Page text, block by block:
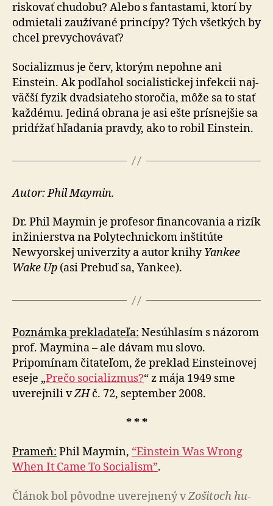
riskovať chudobu? Alebo s fan­tastami, ktorí by
od­mie­tali zaužívané princípy? Tých všetkých by
chcel pre­vy­cho­vá­vať?
Socializmus je červ, ktorým nepohne ani
Einstein. Ak pod­ľa­hol so­cia­lis­tickej infekcii naj­
väčší fyzik dvad­sia­teho sto­ro­čia, môže sa to stať
každému. Jediná obrana je asi ešte prísnejšie sa
pridŕžať hľadania pravdy, ako to robil Einstein.
Autor: Phil Maymin.
Dr. Phil Maymin je profesor financovania a rizík
in­ži­nier­stva na Poly­tech­nickom inšti­túte
Newyorskej uni­ver­zity a autor knihyYankee
Wake Up (asi Prebuď sa, Yankee).
Poznámka prekladateľa: Nesúhlasím s názorom
prof. Maymina – ale dávam mu slovo.
Pripomínam čitateľom, že preklad Einsteinovej
eseje „Prečo socializmus?“ z mája 1949 sme
uverejnili vZHč. 72, september 2008.
* * *
Prameň: Phil Maymin, “Einstein Was Wrong
When It Came To Socialism”.
Článok bol pô­vod­ne uve­rej­ne­ný vZo­ši­toch hu­